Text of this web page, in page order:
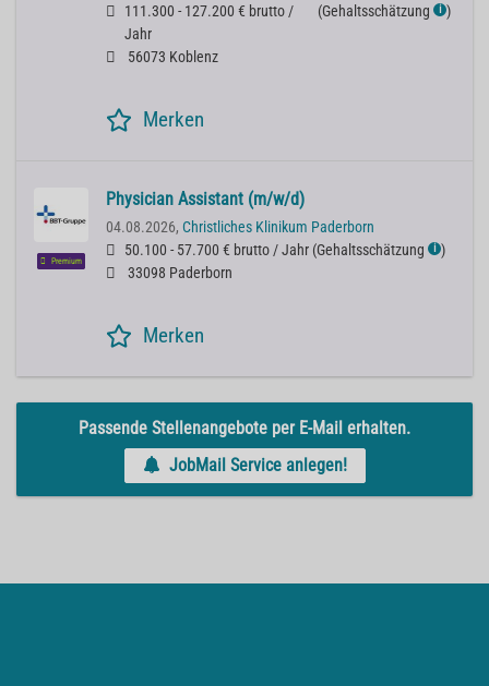
111.300 - 127.200 € brutto /
Jahr
(Gehaltsschätzung ℹ )
56073 Koblenz
Merken
Premium
Physician Assistant (m/w/d)
04.08.2026, Christliches Klinikum Paderborn
50.100 - 57.700 € brutto / Jahr (Gehaltsschätzung ℹ )
33098 Paderborn
Merken
Passende Stellenangebote per E-Mail erhalten.
JobMail Service anlegen!